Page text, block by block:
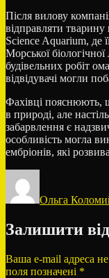
Після вилову
відправляти тварину
Science Aquarium, де
Морської
будівельних робіт
відвідувачі могли
Фахівці пояснюють,
в природі, але
забарвлення є
особливість могла
ембріонів, які
Ольга
Залишити
Ваша e-mail адреса
поля позначені *